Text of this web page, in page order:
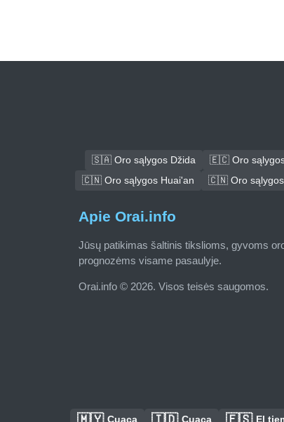
🇸🇦 Oro sąlygos Džida 🇪🇨 Oro
🇨🇳 Oro sąlygos Huai'an
🇨🇳 Oro sąlygos
Apie Orai.info
Jūsų patikimas šaltinis tikslioms, gyvoms
prognozėms visame pasaulyje.
Orai.info © 2026. Visos teisės saugomos.
Cuaca Cuaca El